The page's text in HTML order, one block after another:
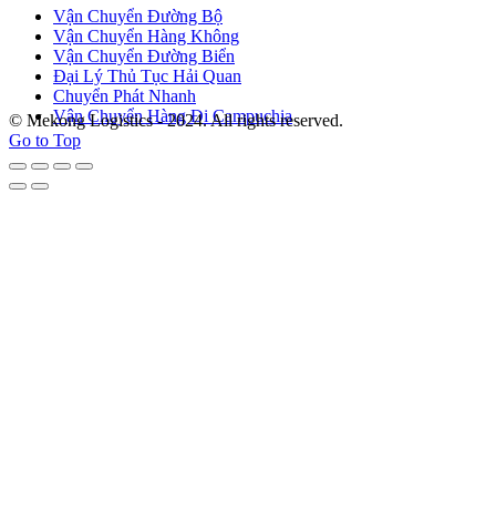
Vận Chuyển Đường Bộ
Vận Chuyển Hàng Không
Vận Chuyển Đường Biển
Đại Lý Thủ Tục Hải Quan
Chuyển Phát Nhanh
Vận Chuyển Hàng Đi Campuchia
© Mekong Logistics - 2024. All rights reserved.
Go to Top